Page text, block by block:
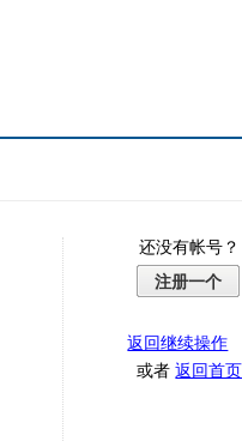
还没有帐号？
注册一个
返回继续操作
或者返回首页